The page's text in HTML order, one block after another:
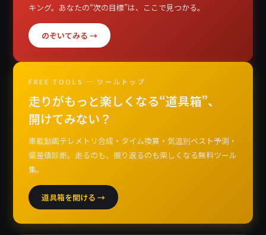
キング。あなたの“次の目標”は、ここで見つかる。
のぞいてみる →
FREE TOOLS ─ ツールトップ
走りがもっと楽しくなる“道具箱”、
開けてみない？
車載動画テレメトリ合成・タイム換算・気温別ベスト予測・
偏差値診断。走るのも、振り返るのも楽しくなる無料ツール
集。
道具箱を開ける →